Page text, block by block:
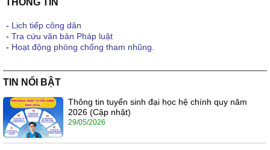
THÔNG TIN
- Lịch tiếp công dân
- Tra cứu văn bản Pháp luật
- Hoạt động phòng chống tham nhũng.
TIN NỔI BẬT
Thông tin tuyển sinh đại học hệ chính quy năm
2026 (Cập nhật)
29/05/2026